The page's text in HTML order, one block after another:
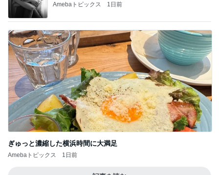
ぎゅっと濃縮した横浜時間に大満足
Amebaトピックス 1日前
記事を読む